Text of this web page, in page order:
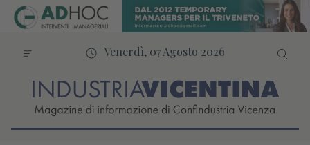
Venerdì, 07 Agosto 2026